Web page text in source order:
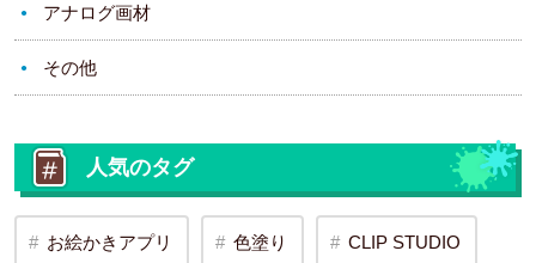
アナログ画材
その他
人気のタグ
お絵かきアプリ 色塗り CLIP STUDIO